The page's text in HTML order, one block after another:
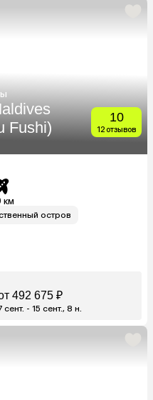
Fushi)
10
12 отзывов
км
остров
492 675 ₽
сент. - 15 сент., 8 н.